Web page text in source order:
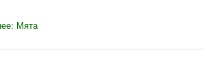
Мята